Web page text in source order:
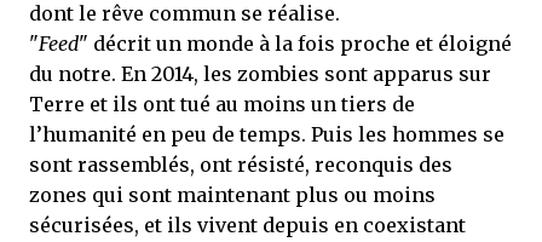
dont le rêve commun se réalise.
"Feed" décrit un monde à la fois proche et éloigné
du notre. En 2014, les zombies sont apparus sur
Terre et ils ont tué au moins un tiers de
l’humanité en peu de temps. Puis les hommes se
sont rassemblés, ont résisté, reconquis des
zones qui sont maintenant plus ou moins
sécurisées, et ils vivent depuis en coexistant